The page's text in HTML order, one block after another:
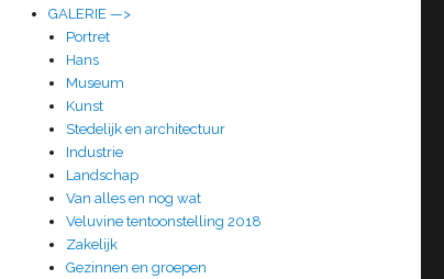
GALERIE —>
Portret
Hans
Museum
Kunst
Stedelijk en architectuur
Industrie
Landschap
Van alles en nog wat
Veluvine tentoonstelling 2018
Zakelijk
Gezinnen en groepen